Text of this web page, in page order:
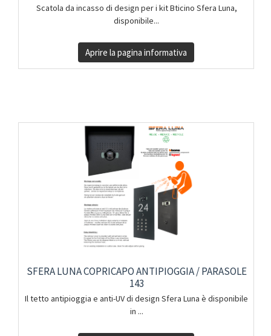
Scatola da incasso di design per i kit Bticino Sfera Luna,
disponibile...
Aprire la pagina informativa
SFERA LUNA COPRICAPO ANTIPIOGGIA / PARASOLE
143
Il tetto antipioggia e anti-UV di design Sfera Luna è disponibile
in ...